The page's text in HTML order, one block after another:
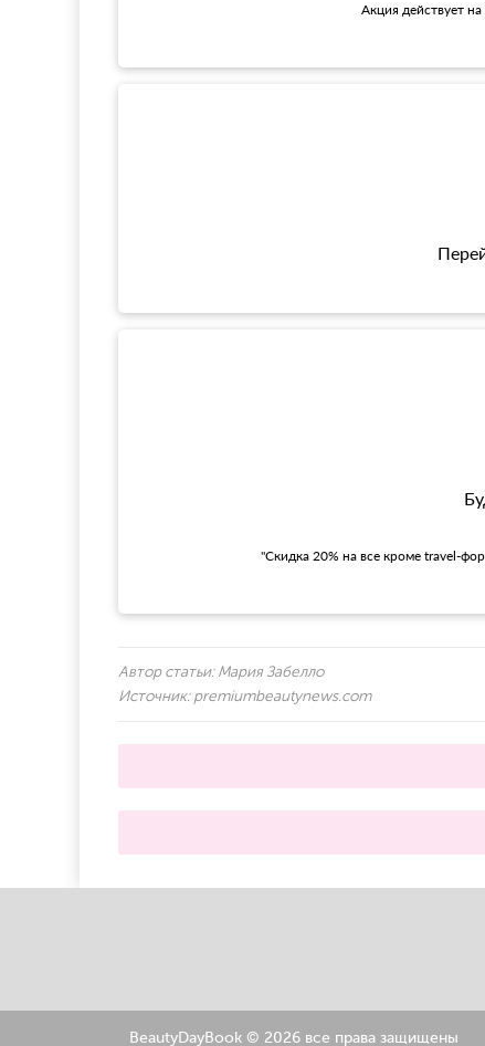
Акция действует
"Скидка 20% на все кроме travel-
Автор статьи: Мария Забелло
Источник: premiumbeautynews.com
BeautyDayBook © 2026 все права защищены